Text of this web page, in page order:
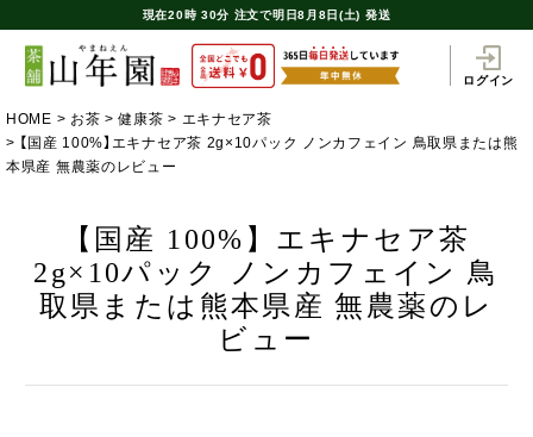
現在20時 30分 注文で明日8月8日(土) 発送
ログイン
HOME お茶 健康茶
エキナセア茶
【国産 100%】エキナセア茶 2g×10パック ノンカフェイン 鳥取県または熊
本県産 無農薬のレビュー
【国産 100%】エキナセア茶
2g×10パック ノンカフェイン 鳥
取県または熊本県産 無農薬のレ
ビュー